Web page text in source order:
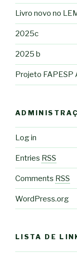
Livro novo no
2025c
2025 b
Projeto FAPESP
Log in
Entries RSS
Comments RSS
WordPress.org
LISTA DE